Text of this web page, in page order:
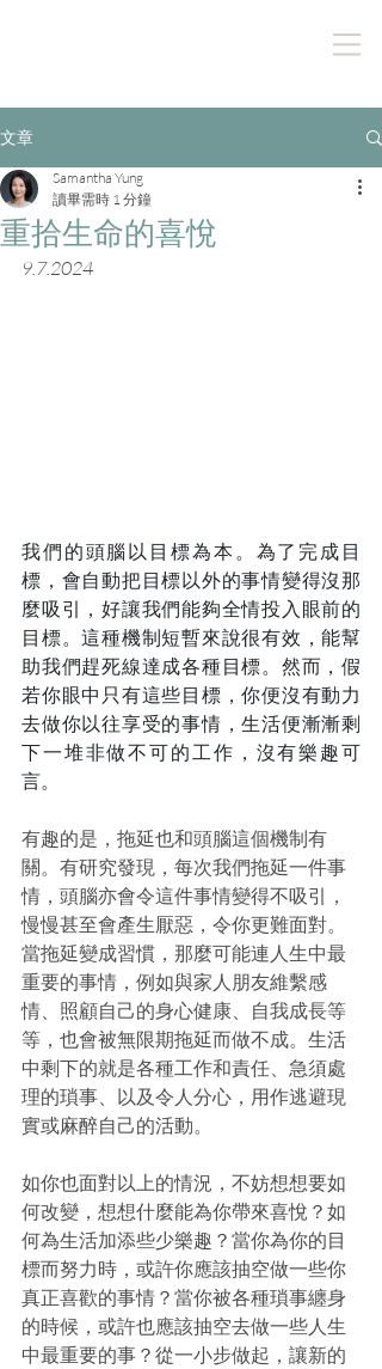
文章
重拾生命的喜悅
Samantha Yung
讀畢需時 1 分鐘
9.7.2024
我們的頭腦以目標為本。為了完成目
標，會自動把目標以外的事情變得沒那
麼吸引，好讓我們能夠全情投入眼前的
目標。這種機制短暫來說很有效，能幫
助我們趕死線達成各種目標。然而，假
若你眼中只有這些目標，你便沒有動力
去做你以往享受的事情，生活便漸漸剩
下一堆非做不可的工作，沒有樂趣可
言。
有趣的是，拖延也和頭腦這個機制有
關。有研究發現，每次我們拖延一件事
情，頭腦亦會令這件事情變得不吸引，
慢慢甚至會產生厭惡，令你更難面對。
當拖延變成習慣，那麼可能連人生中最
重要的事情，例如與家人朋友維繫感
情、照顧自己的身心健康、自我成長等
等，也會被無限期拖延而做不成。生活
中剩下的就是各種工作和責任、急須處
理的瑣事、以及令人分心，用作逃避現
實或麻醉自己的活動。
如你也面對以上的情況，不妨想想要如
何改變，想想什麼能為你帶來喜悅？如
何為生活加添些少樂趣？當你為你的目
標而努力時，或許你應該抽空做一些你
真正喜歡的事情？當你被各種瑣事纏身
的時候，或許也應該抽空去做一些人生
中最重要的事？從一小步做起，讓新的